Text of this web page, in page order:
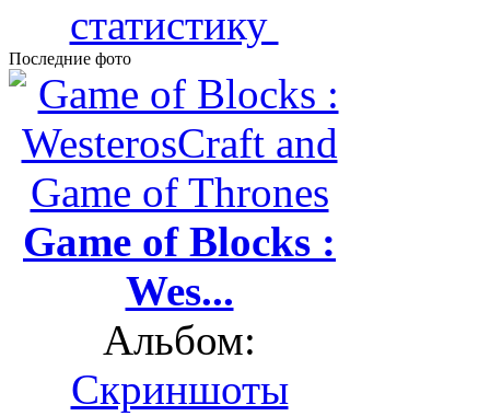
статистику
Последние фото
Game of Blocks :
Wes...
Альбом:
Скриншоты